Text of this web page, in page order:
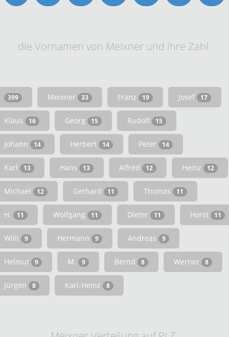
die Vornamen von Meixner und ihre Zahl.
399 Meixner 33 Franz 19 Josef 17
Klaus 16 Georg 15 Rudolf 15
Johann 14 Herbert 14 Peter 14
Karl 13 Hans 13 Alfred 12 Heinz 12
Michael 12 Gerhard 11 Thomas 11
H. 11 Wolfgang 11 Dieter 11 Horst 11
Willi 9 Hermann 9 Andreas 9
Helmut 9 M. 9 Bernd 8 Werner 8
Jürgen 8 Karl-Heinz 8